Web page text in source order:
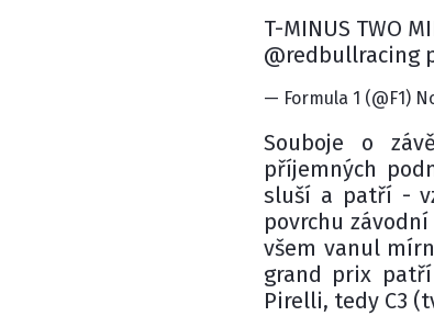
T-MINUS TWO
@redbullracing
— Formula 1 (@F1)
Souboje o
příjemných
sluší a patří -
povrchu
všem vanul
grand prix
Pirelli, tedy C3